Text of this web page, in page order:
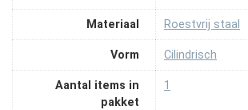
Materiaal ‎Roestvrij staal
Vorm ‎Cilindrisch
Aantal items in
pakket
‎1